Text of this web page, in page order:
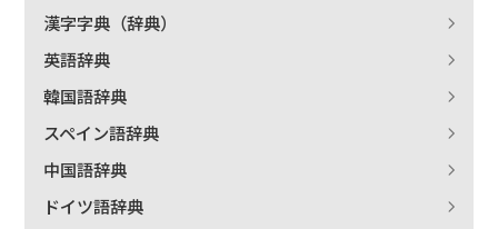
漢字字典（辞典）
英語辞典
韓国語辞典
スペイン語辞典
中国語辞典
ドイツ語辞典